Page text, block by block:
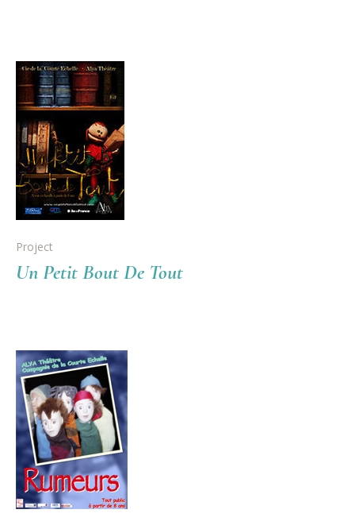
Project
Un Petit Bout De Tout